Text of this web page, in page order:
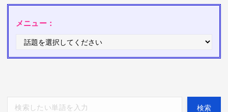
メニュー：
検索